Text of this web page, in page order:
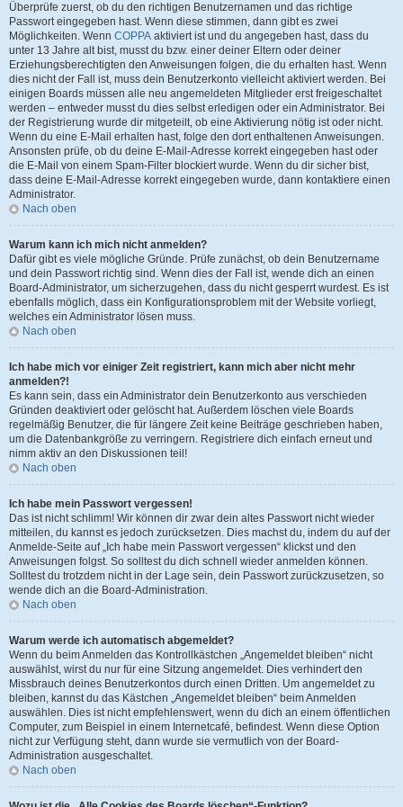
Überprüfe zuerst, ob du den richtigen Benutzernamen und das richtige
Passwort eingegeben hast. Wenn diese stimmen, dann gibt es zwei
Möglichkeiten. Wenn COPPA aktiviert ist und du angegeben hast, dass du
unter 13 Jahre alt bist, musst du bzw. einer deiner Eltern oder deiner
Erziehungsberechtigten den Anweisungen folgen, die du erhalten hast. Wenn
dies nicht der Fall ist, muss dein Benutzerkonto vielleicht aktiviert werden. Bei
einigen Boards müssen alle neu angemeldeten Mitglieder erst freigeschaltet
werden – entweder musst du dies selbst erledigen oder ein Administrator. Bei
der Registrierung wurde dir mitgeteilt, ob eine Aktivierung nötig ist oder nicht.
Wenn du eine E-Mail erhalten hast, folge den dort enthaltenen Anweisungen.
Ansonsten prüfe, ob du deine E-Mail-Adresse korrekt eingegeben hast oder
die E-Mail von einem Spam-Filter blockiert wurde. Wenn du dir sicher bist,
dass deine E-Mail-Adresse korrekt eingegeben wurde, dann kontaktiere einen
Administrator.
Nach oben
Warum kann ich mich nicht anmelden?
Dafür gibt es viele mögliche Gründe. Prüfe zunächst, ob dein Benutzername
und dein Passwort richtig sind. Wenn dies der Fall ist, wende dich an einen
Board-Administrator, um sicherzugehen, dass du nicht gesperrt wurdest. Es ist
ebenfalls möglich, dass ein Konfigurationsproblem mit der Website vorliegt,
welches ein Administrator lösen muss.
Nach oben
Ich habe mich vor einiger Zeit registriert, kann mich aber nicht mehr
anmelden?!
Es kann sein, dass ein Administrator dein Benutzerkonto aus verschieden
Gründen deaktiviert oder gelöscht hat. Außerdem löschen viele Boards
regelmäßig Benutzer, die für längere Zeit keine Beiträge geschrieben haben,
um die Datenbankgröße zu verringern. Registriere dich einfach erneut und
nimm aktiv an den Diskussionen teil!
Nach oben
Ich habe mein Passwort vergessen!
Das ist nicht schlimm! Wir können dir zwar dein altes Passwort nicht wieder
mitteilen, du kannst es jedoch zurücksetzen. Dies machst du, indem du auf der
Anmelde-Seite auf „Ich habe mein Passwort vergessen“ klickst und den
Anweisungen folgst. So solltest du dich schnell wieder anmelden können.
Solltest du trotzdem nicht in der Lage sein, dein Passwort zurückzusetzen, so
wende dich an die Board-Administration.
Nach oben
Warum werde ich automatisch abgemeldet?
Wenn du beim Anmelden das Kontrollkästchen „Angemeldet bleiben“ nicht
auswählst, wirst du nur für eine Sitzung angemeldet. Dies verhindert den
Missbrauch deines Benutzerkontos durch einen Dritten. Um angemeldet zu
bleiben, kannst du das Kästchen „Angemeldet bleiben“ beim Anmelden
auswählen. Dies ist nicht empfehlenswert, wenn du dich an einem öffentlichen
Computer, zum Beispiel in einem Internetcafé, befindest. Wenn diese Option
nicht zur Verfügung steht, dann wurde sie vermutlich von der Board-
Administration ausgeschaltet.
Nach oben